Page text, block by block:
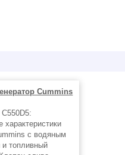
Cummins
характеристики
с водяным
топливный